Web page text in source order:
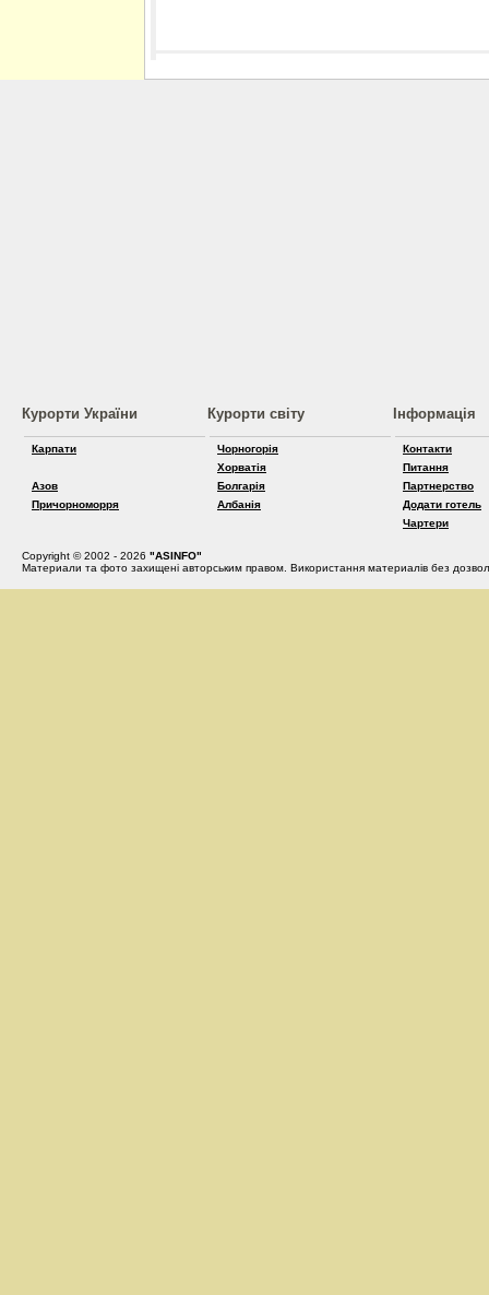
Розміщення інформації про готель на
Курорти України
Карпати
Азов
Причорноморря
Курорти світу
Чорногорія
Хорватія
Болгарія
Албанія
Інформація
Контакти
Питання
Партнерство
Додати готель
Чартери
Copyright © 2002 - 2026 "ASINFO"
Материали та фото захищені авторським правом. Використання материалів без